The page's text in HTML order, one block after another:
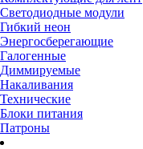
Светодиодные модули
Гибкий неон
Энергосберегающие
Галогенные
Диммируемые
Накаливания
Технические
Блоки питания
Патроны